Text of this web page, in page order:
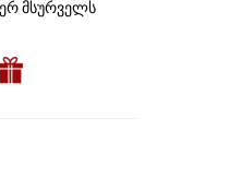
მსურველს